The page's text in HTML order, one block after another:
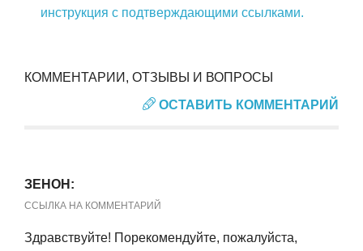
инструкция с подтверждающими ссылками.
КОММЕНТАРИИ, ОТЗЫВЫ И ВОПРОСЫ
ОСТАВИТЬ КОММЕНТАРИЙ
ЗЕНОН:
ССЫЛКА НА КОММЕНТАРИЙ
Здравствуйте! Порекомендуйте, пожалуйста,